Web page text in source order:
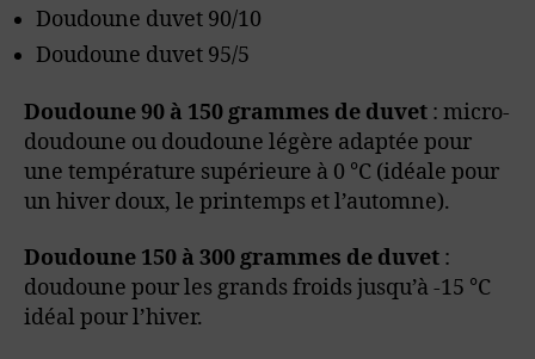
Doudoune duvet 90/10
Doudoune duvet 95/5
Doudoune 90 à 150 grammes de duvet : micro-
doudoune ou doudoune légère adaptée pour
une température supérieure à 0 °C (idéale pour
un hiver doux, le printemps et l’automne).
Doudoune 150 à 300 grammes de duvet :
doudoune pour les grands froids jusqu’à -15 °C
idéal pour l’hiver.